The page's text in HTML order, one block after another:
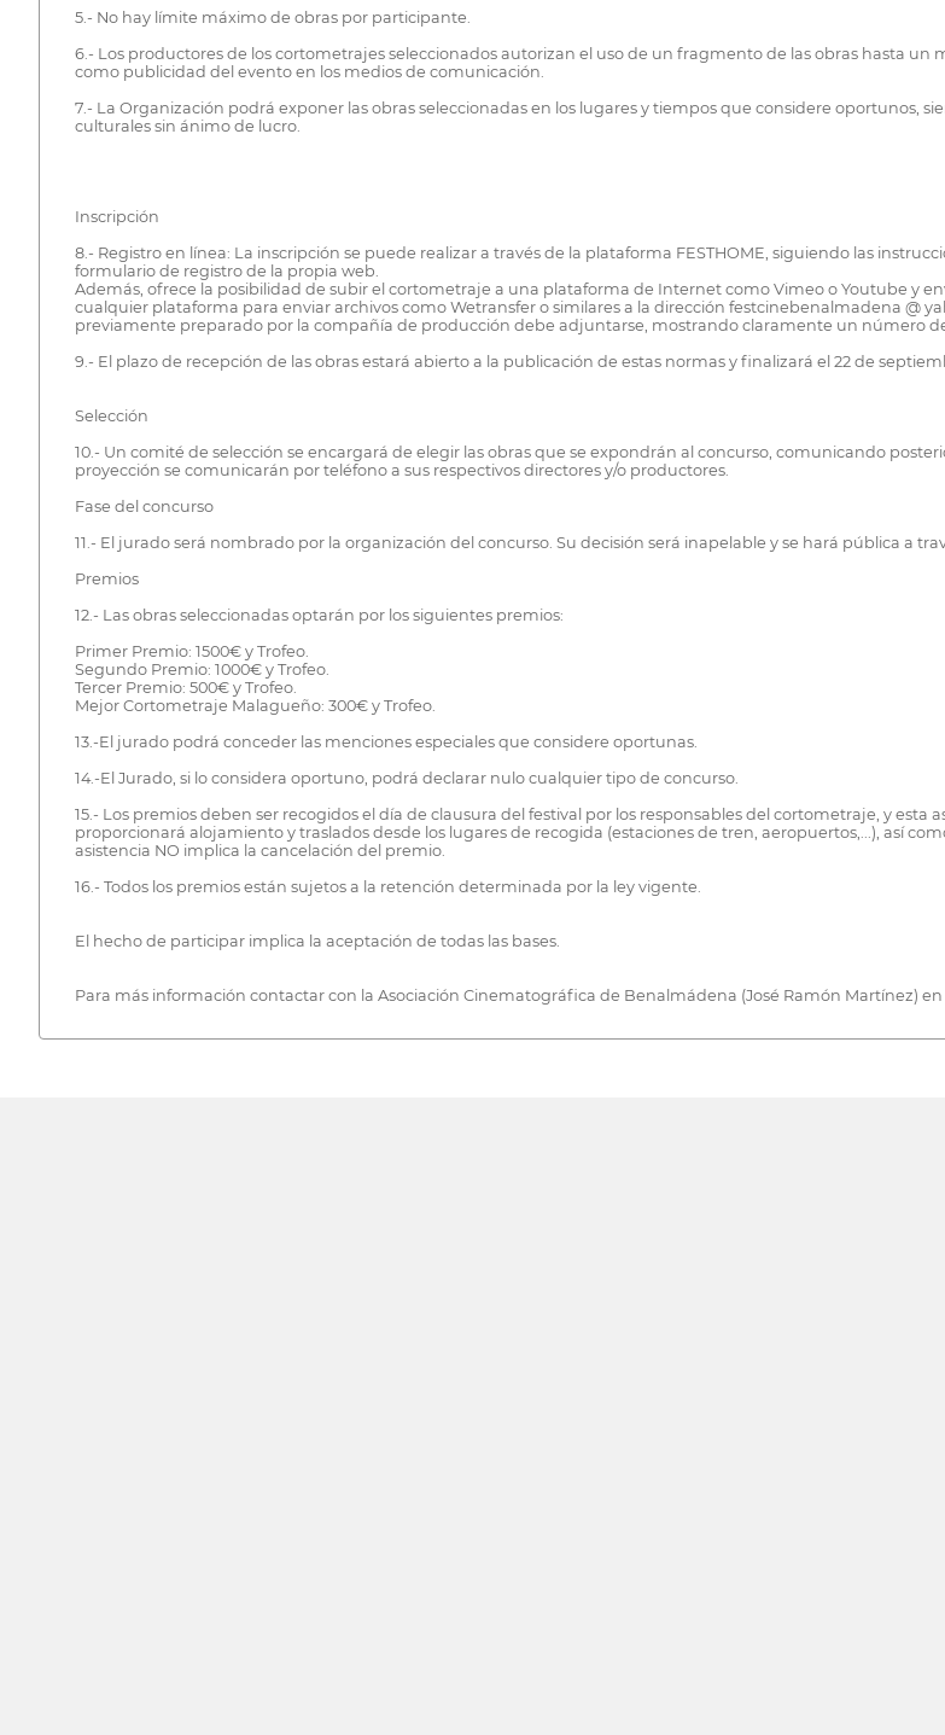
5.- No hay límite máximo de obras por participante.
6.- Los productores de los cortometrajes seleccionados autorizan el uso de un fragmento de las obras hasta un
como publicidad del evento en los medios de comunicación.
7.- La Organización podrá exponer las obras seleccionadas en los lugares y tiempos que considere oportunos,
culturales sin ánimo de lucro.
Inscripción
8.- Registro en línea: La inscripción se puede realizar a través de la plataforma FESTHOME, siguiendo las
formulario de registro de la propia web.
Además, ofrece la posibilidad de subir el cortometraje a una plataforma de Internet como Vimeo o Youtube y
cualquier plataforma para enviar archivos como Wetransfer o similares a la dirección festcinebenalmadena @
previamente preparado por la compañía de producción debe adjuntarse, mostrando claramente un número
9.- El plazo de recepción de las obras estará abierto a la publicación de estas normas y finalizará el 22 de
Selección
10.- Un comité de selección se encargará de elegir las obras que se expondrán al concurso, comunicando
proyección se comunicarán por teléfono a sus respectivos directores y/o productores.
Fase del concurso
11.- El jurado será nombrado por la organización del concurso. Su decisión será inapelable y se hará pública a
Premios
12.- Las obras seleccionadas optarán por los siguientes premios:
Primer Premio: 1500€ y Trofeo.
Segundo Premio: 1000€ y Trofeo.
Tercer Premio: 500€ y Trofeo.
Mejor Cortometraje Malagueño: 300€ y Trofeo.
13.-El jurado podrá conceder las menciones especiales que considere oportunas.
14.-El Jurado, si lo considera oportuno, podrá declarar nulo cualquier tipo de concurso.
15.- Los premios deben ser recogidos el día de clausura del festival por los responsables del cortometraje, y
proporcionará alojamiento y traslados desde los lugares de recogida (estaciones de tren, aeropuertos,...), así
asistencia NO implica la cancelación del premio.
16.- Todos los premios están sujetos a la retención determinada por la ley vigente.
El hecho de participar implica la aceptación de todas las bases.
Para más información contactar con la Asociación Cinematográfica de Benalmádena (José Ramón Martínez)